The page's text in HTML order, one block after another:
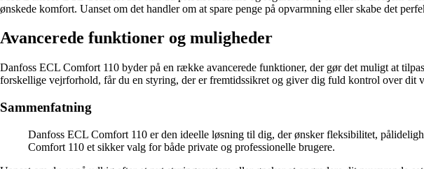
ønskede komfort. Uanset om det handler om at spare penge på opvarmning eller skabe det
Avancerede funktioner og muligheder
Danfoss ECL Comfort 110 byder på en række avancerede funktioner, der gør det muligt at
forskellige vejrforhold, får du en styring, der er fremtidssikret og giver dig fuld kontrol over dit
Sammenfatning
Danfoss ECL Comfort 110 er den ideelle løsning til dig, der ønsker fleksibilitet,
Comfort 110 et sikker valg for både private og professionelle brugere.